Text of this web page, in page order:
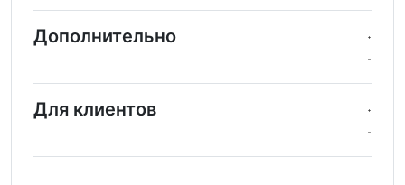
Дополнительно
Для клиентов